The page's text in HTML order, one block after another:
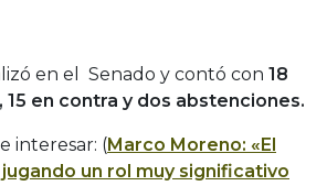
en el Senado y contó con 18
15 en contra y dos abstenciones.
interesar: (Marco Moreno: «El
un rol muy significativo